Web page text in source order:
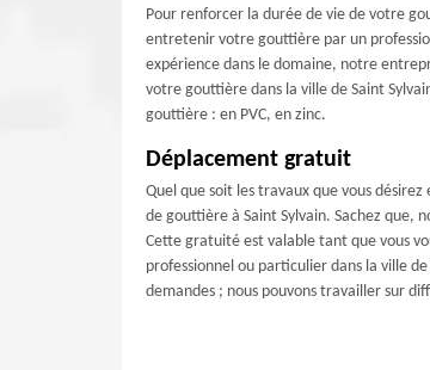
Pour renforcer la durée de vie de votre
entretenir votre gouttière par un
expérience dans le domaine, notre
votre gouttière dans la ville de Saint
gouttière : en PVC, en zinc.
Déplacement gratuit
Quel que soit les travaux que vous
de gouttière à Saint Sylvain. Sachez que,
Cette gratuité est valable tant que vous
professionnel ou particulier dans la ville
demandes ; nous pouvons travailler sur